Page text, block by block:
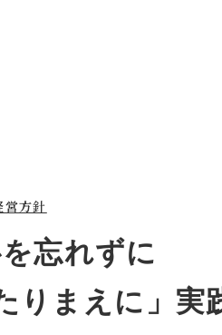
営方針
忘れずに
りまえに」実